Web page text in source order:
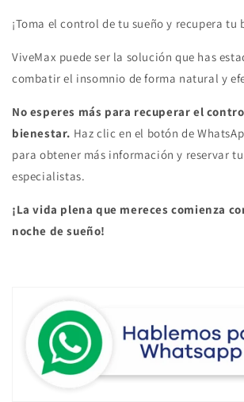
¡Toma el control de tu sueño y recupera tu
ViveMax puede ser la solución que has
combatir el insomnio de forma natural y
No esperes más para recuperar el
bienestar. Haz clic en el botón de
para obtener más información y reservar
especialistas.
¡La vida plena que mereces comienza
noche de sueño!